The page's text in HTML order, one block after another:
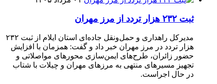
ثبت ۲۳۲ هزار تردد از مرز مهران
مدیرکل راهداری و حمل‌ونقل جاده‌ای استان ایلام از ثبت ۲۳۲
هزار تردد در مرز مهران خبر داد و گفت: همزمان با افزایش
حضور زائران، طرح‌های ایمن‌سازی محورهای مواصلاتی و
تجهیز مسیرهای منتهی به مرزهای مهران و چیلات با شتاب
در حال اجراست.